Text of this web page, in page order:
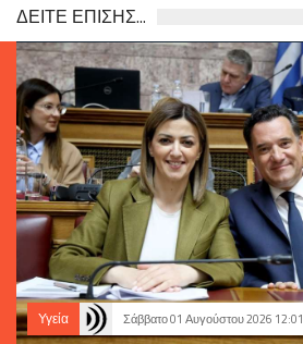
ΔΕΙΤΕ ΕΠΙΣΗΣ...
Υγεία Σάββατο 01 Αυγούστου 2026 12:01